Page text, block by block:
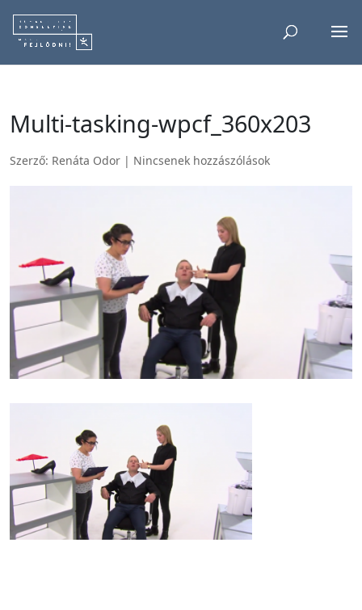
Multi-tasking-wpcf_360x203
Szerző: Renáta Odor | Nincsenek hozzászólások